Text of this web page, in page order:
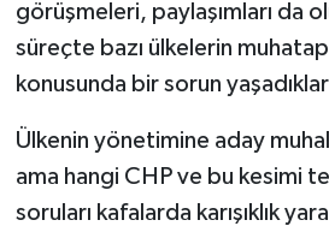
görüşmeleri, paylaşımları da
süreçte bazı ülkelerin muhatap
konusunda bir sorun
Ülkenin yönetimine aday
ama hangi CHP ve bu kesimi
soruları kafalarda karışıklık